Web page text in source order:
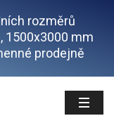
rozměrů
1500x3000 mm
prodejně